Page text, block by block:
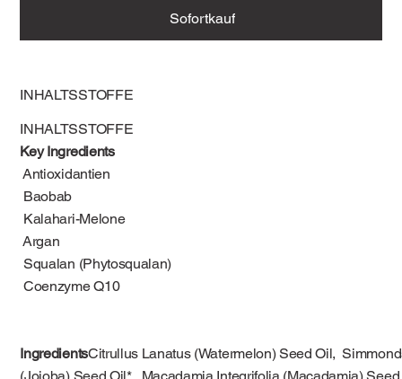
Sofortkauf
INHALTSSTOFFE
INHALTSSTOFFE
Key Ingredients
Antioxidantien
Baobab
Kalahari-Melone
Argan
Squalan (Phytosqualan)
Coenzyme Q10
IngredientsCitrullus Lanatus (Watermelon) Seed Oil,